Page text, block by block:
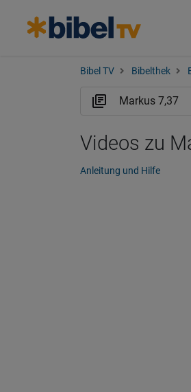
Bibel TV Bibelthek
Videos zu
Anleitung und Hilfe